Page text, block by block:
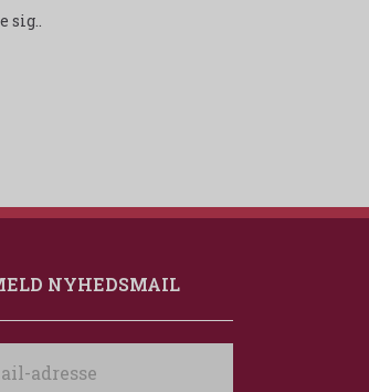
sig..
NYHEDSMAIL